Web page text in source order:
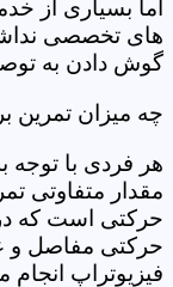
اما بسیاری از
های تخصصی
گوش دادن به
چه میزان تمرین
هر فردی با توجه
مقدار متفاوتی
حرکتی است که
حرکتی مفاصل و
فیزیوتراپ